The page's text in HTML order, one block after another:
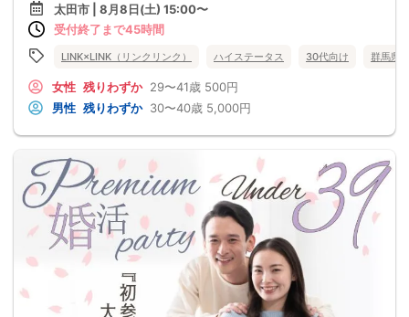
太田市 | 8月8日(土) 15:00〜
受付終了まで45時間
LINK×LINK（リンクリンク） ハイステータス 30代向け 群馬県
女性 残りわずか 29〜41歳 500円
男性 残りわずか 30〜40歳 5,000円